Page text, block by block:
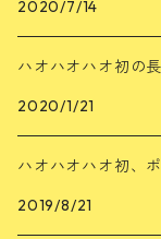
2020/7/14
ハオハオハオ初の
2020/1/21
ハオハオハオ初、
2019/8/21